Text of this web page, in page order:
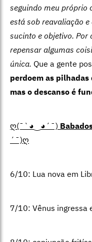
seguindo meu próprio
está sob reavaliação
sucinto e objetivo. Por
repensar algumas
única. Que a gente
perdoem as pilhadas
mas o descanso é
ღ(¯` ◕ ◕ ´¯)
´¯)ღ
6/10: Lua nova em
7/10: Vênus ingressa